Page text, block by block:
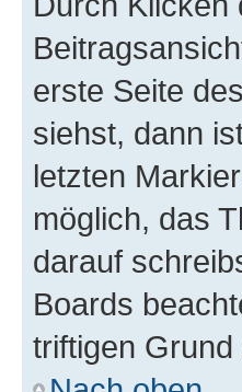
erste Seite
siehst, dann
letzten
möglich, das
darauf
Boards
triftigen